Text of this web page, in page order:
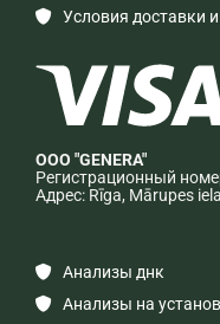
 Условия доставки
ООО "GENERA"
Регистрационный
Адрес: Rīga, Mārupes
 Анализы днк
 Анализы на